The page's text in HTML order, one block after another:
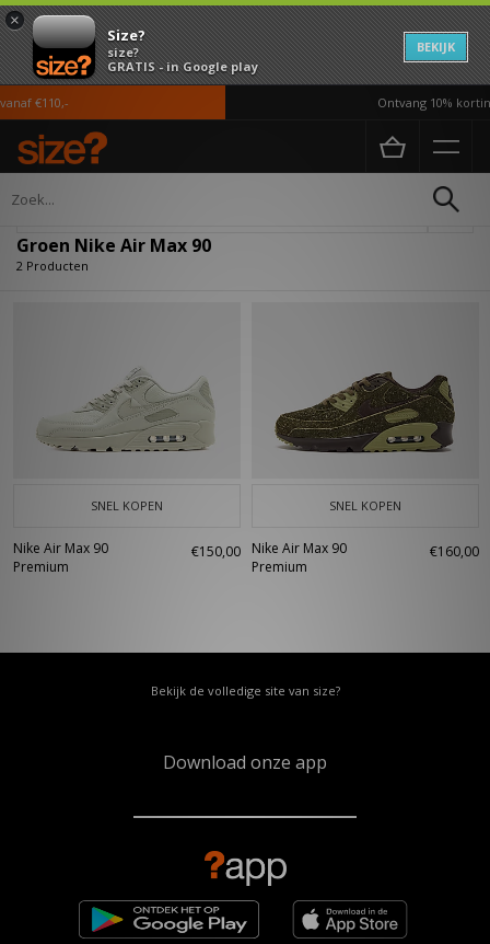
×
Size?
size?
GRATIS - in Google play
BEKIJK
€110,- Ontvang 10%
Home Groen Nike Air Max 90
Groen Nike Air Max 90
2 Producten
SNEL KOPEN
Nike Air Max 90
Premium
€150,00
SNEL KOPEN
Nike Air Max 90
Premium
€160,00
Bekijk de volledige site van size?
Download onze app